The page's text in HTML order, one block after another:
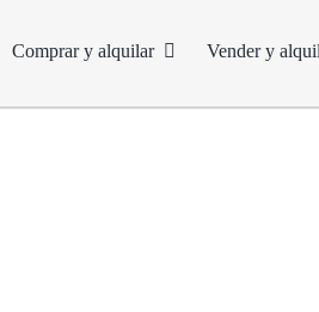
Comprar y alquilar Vender y